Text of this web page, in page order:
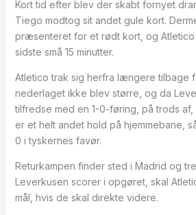
Kort tid efter blev der skabt fornyet
Tiego modtog sit andet gule kort.
præsenteret for et rødt kort, og Atletico
sidste små 15 minutter.
Atletico trak sig herfra længere tilbage
nederlaget ikke blev større, og da
tilfredse med en 1-0-føring, på trods
er et helt andet hold på hjemmebane,
0 i tyskernes favør.
Returkampen finder sted i Madrid og
Leverkusen scorer i opgøret, skal
mål, hvis de skal direkte videre.